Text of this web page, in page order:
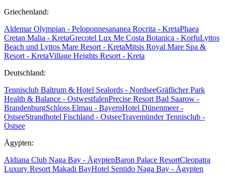
Griechenland:
Aldemar Olympian - Peloponnesananea Rocrita - KretaPhaea
Cretan Malia - KretaGrecotel Lux Me Costa Botanica - KorfuLyttos
Beach und Lyttos Mare Resort - KretaMitsis Royal Mare Spa &
Resort - KretaVillage Heights Resort - Kreta
Deutschland:
Tennisclub Baltrum & Hotel Sealords - NordseeGräflicher Park
Health & Balance - OstwestfalenPrecise Resort Bad Saarow -
BrandenburgSchloss Elmau - BayernHotel Dünenmeer -
OstseeStrandhotel Fischland - OstseeTravemünder Tennisclub -
Ostsee
Ägypten:
Aldiana Club Naga Bay - ÄgyptenBaron Palace ResortCleopatra
Luxury Resort Makadi BayHotel Sentido Naga Bay - Ägypten